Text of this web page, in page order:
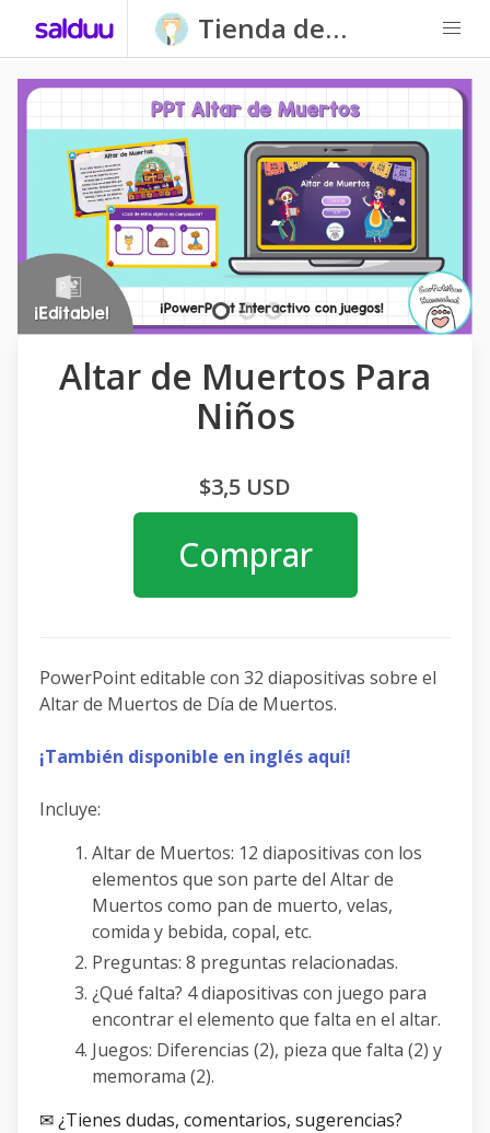
Tienda de
Carpatitas
Homeschool
Altar de Muertos Para
Niños
$3,5 USD
Comprar
PowerPoint editable con 32 diapositivas sobre el
Altar de Muertos de Día de Muertos.
¡También disponible en inglés aquí!
Incluye:
Altar de Muertos: 12 diapositivas con los
elementos que son parte del Altar de
Muertos como pan de muerto, velas,
comida y bebida, copal, etc.
Preguntas: 8 preguntas relacionadas.
¿Qué falta? 4 diapositivas con juego para
encontrar el elemento que falta en el altar.
Juegos: Diferencias (2), pieza que falta (2) y
memorama (2).
✉ ¿Tienes dudas, comentarios, sugerencias?